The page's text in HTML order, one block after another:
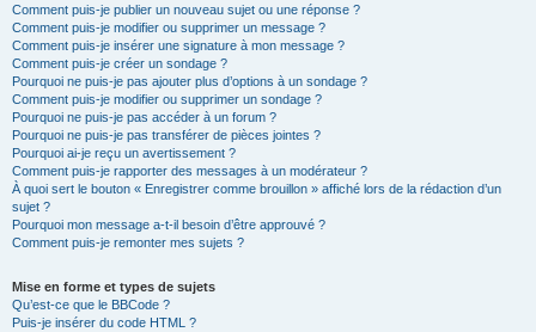
Comment puis-je publier un nouveau sujet ou une réponse ?
Comment puis-je modifier ou supprimer un message ?
Comment puis-je insérer une signature à mon message ?
Comment puis-je créer un sondage ?
Pourquoi ne puis-je pas ajouter plus d’options à un sondage ?
Comment puis-je modifier ou supprimer un sondage ?
Pourquoi ne puis-je pas accéder à un forum ?
Pourquoi ne puis-je pas transférer de pièces jointes ?
Pourquoi ai-je reçu un avertissement ?
Comment puis-je rapporter des messages à un modérateur ?
À quoi sert le bouton « Enregistrer comme brouillon » affiché lors de la rédaction d’un
sujet ?
Pourquoi mon message a-t-il besoin d’être approuvé ?
Comment puis-je remonter mes sujets ?
Mise en forme et types de sujets
Qu’est-ce que le BBCode ?
Puis-je insérer du code HTML ?